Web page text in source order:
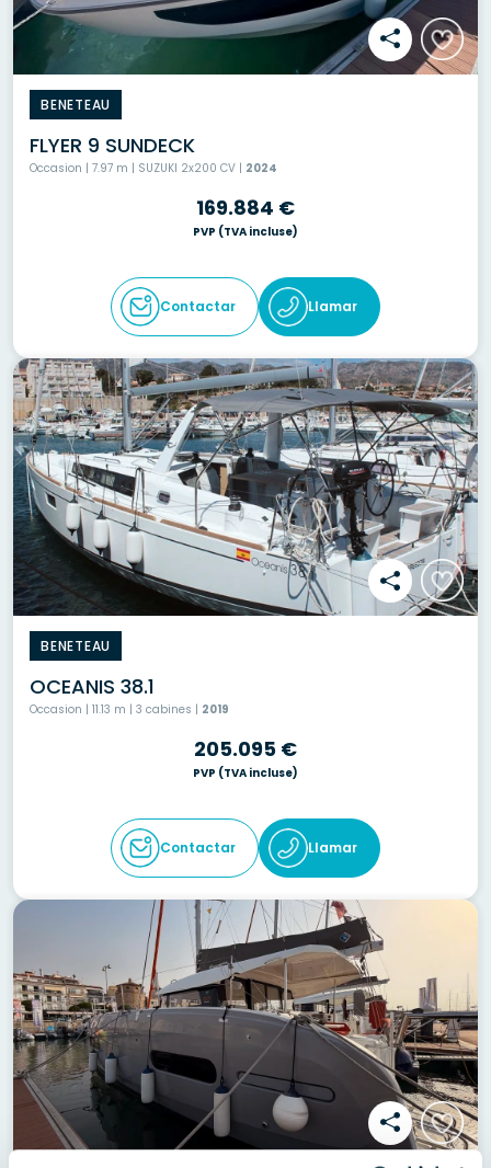
BENETEAU
FLYER 9 SUNDECK
Occasion | 7.97 m | SUZUKI 2x200 CV | 2024
169.884 €
PVP (TVA incluse)
Contactar Llamar
BENETEAU
OCEANIS 38.1
Occasion | 11.13 m | 3 cabines | 2019
205.095 €
PVP (TVA incluse)
Contactar Llamar